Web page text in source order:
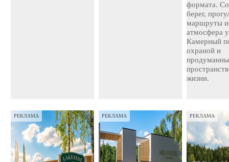
формата.
берег,
маршруты и
атмосфера
Камерный
охраной и
жизни.
РЕКЛАМА РЕКЛАМА РЕКЛАМА